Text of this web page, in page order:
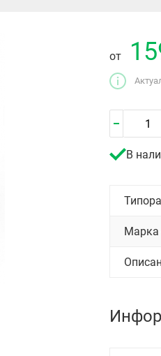
от
В
Марка